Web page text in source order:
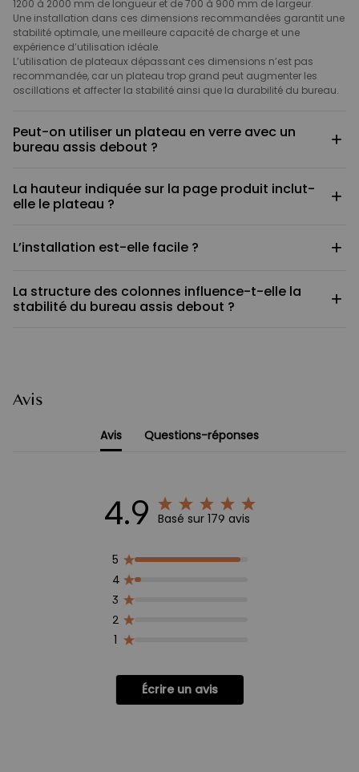
1200 à 2000 mm de longueur et de 700 à 900 mm de largeur.
Une installation dans ces dimensions recommandées garantit une
stabilité optimale, une meilleure capacité de charge et une
expérience d’utilisation idéale.
L’utilisation de plateaux dépassant ces dimensions n’est pas
recommandée, car un plateau trop grand peut augmenter les
oscillations et affecter la stabilité ainsi que la durabilité du bureau.
Peut-on utiliser un plateau en verre avec un
bureau assis debout ?
+
Le cadre du bureau doit être fixé au plateau à l’aide de vis, ce qui
n’est pas adapté au verre. De plus, ce matériau présente des
matériaux compatibles.
La hauteur indiquée sur la page produit inclut-
elle le plateau ?
+
Les hauteurs minimale et maximale indiquées correspondent
choisi.
L’installation est-elle facile ? +
Le produit est livré avec des instructions détaillées illustrées. En
suivant les étapes, la majorité des utilisateurs peuvent terminer
La structure des colonnes influence-t-elle la
stabilité du bureau assis debout ?
+
Comme le poids du plateau et des équipements est transmis vers
le sol via les pieds du bureau, cette structure offre une base plus
Par rapport à certains modèles du marché utilisant une structure
inversée, cette conception permet de réduire efficacement les
C’est l’un des éléments clés qui garantit la stabilité et la capacité
de charge élevées du E2Q et du E7 Plus sur le long terme.
Avis
Avis Questions-réponses
4.9 Basé sur 179 avis
5
4
3
2
1
Écrire un avis